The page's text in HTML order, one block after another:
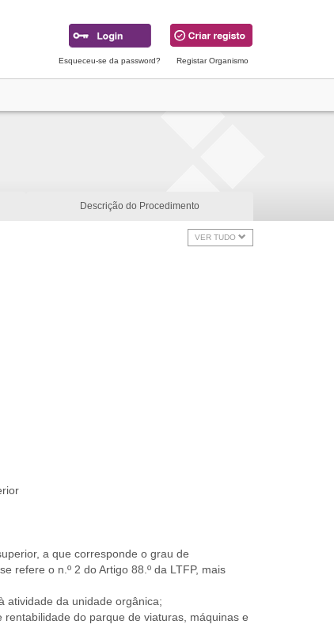
Esqueceu-se da password? Registar Organismo
Descrição do Procedimento
VER TUDO
a que corresponde o grau de
refere o n.º 2 do Artigo 88.º da LTFP, mais
atividade da unidade orgânica;
do parque de viaturas, máquinas e